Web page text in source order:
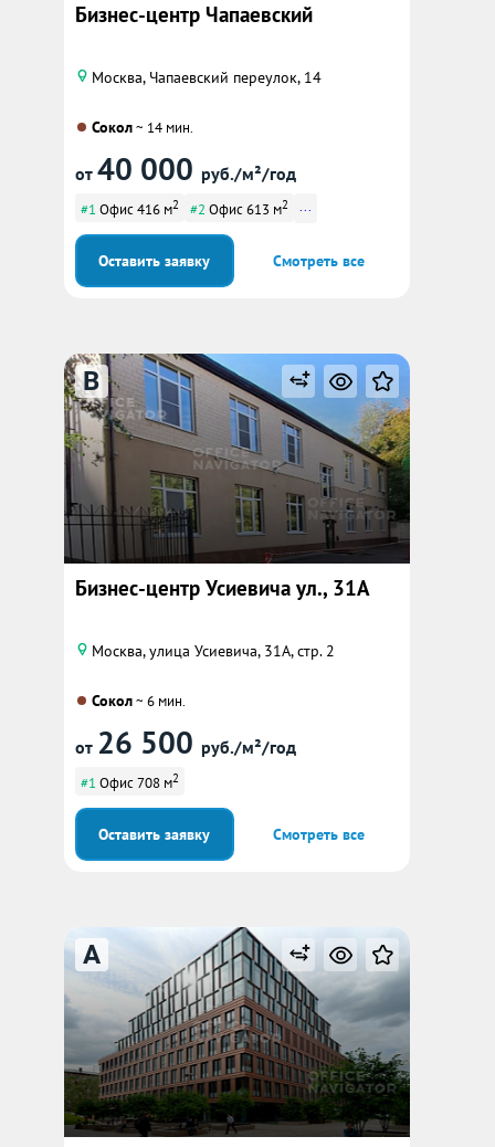
Бизнес-центр Чапаевский
Москва, Чапаевский переулок, 14
Сокол~ 14 мин.
от 40 000 руб./м²/год
#1 Офис 416 м2 #2 Офис 613 м2 ...
Оставить заявку Смотреть все
B
Бизнес-центр Усиевича ул., 31А
Москва, улица Усиевича, 31А, стр. 2
Сокол~ 6 мин.
от 26 500 руб./м²/год
#1 Офис 708 м2
Оставить заявку Смотреть все
A